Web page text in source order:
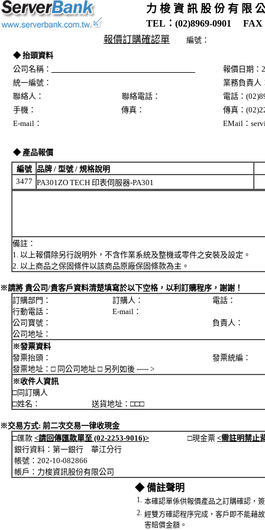
力 梭 資 訊 股 份 有 限
TEL：(02)8969-0901 FAX
報價訂購確認單
編號：
◆ 抬頭資料
公司名稱：
報價日期
統一編號：
業務負責人
聯絡人： 聯絡電話：
電話：
手機： 傳真：
傳真：
E-mail：
EMail：
◆ 產品報價
編號
品牌 / 型號 / 規格說明
3477 PA301ZO TECH 印表伺服器-PA301
備註：
1. 以上報價除另行說明外，不含作業系統及整機或零件之安裝及設定。
2. 以上商品之保固條件以該商品原廠保固條款為主。
※請將 貴公司/貴客戶資料清楚填寫於以下空格，以利訂購程序，謝謝！
訂購部門： 訂購人： 電話：
行動電話： E-mail：
公司寶號： 負責人：
公司地址：
※發票資料
發票抬頭： 發票統編：
發票地址：□ 同公司地址 □ 另列如後 ----- >
※收件人資訊
□同訂購人
□姓名： 送貨地址：□□□
※交易方式: 前二次交易一律收現金
□匯款 <請回傳匯款單至 (02-2253-9016)> □現金票 <需註明禁止
銀行資料：第一銀行 華江分行
帳號：202-10-082866
帳戶：力梭資訊股份有限公司
◆ 備註聲明
1. 本確認單係供報價產品之訂購確認，
2. 經雙方確認程序完成，客戶即不能藉
害賠償金額。